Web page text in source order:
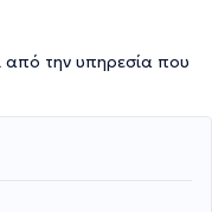
και πολύποδες.
είναι μέλος της
Εταιρείας, του
Εταιρείας
της Πανελλήνιας
από την υπηρεσία που